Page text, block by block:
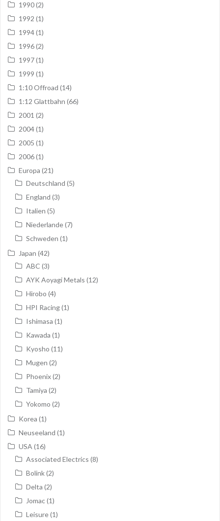
1990(2)
1992 (1)
1994(1)
1996(2)
1997(1)
1999 (1)
1:10 Offroad (14)
1:12 Glattbahn (66)
2001 (2)
2004(1)
2005 (1)
2006(1)
Europa (21)
Deutschland (5)
England (3)
Italien (5)
Niederlande(7)
Schweden (1)
Japan (42)
ABC (3)
AYK Aoyagi Metals (12)
Hirobo (4)
HPI Racing(1)
Ishimasa (1)
Kawada (1)
Kyosho (11)
Mugen (2)
Phoenix(2)
Tamiya (2)
Yokomo (2)
Korea (1)
Neuseeland (1)
USA (16)
Associated Electrics (8)
Bolink(2)
Delta (2)
Jomac(1)
Leisure(1)